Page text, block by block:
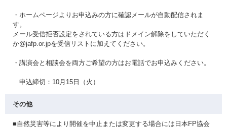
・ホームページよりお申込みの方に確認メールが自動配信されま
す。
メール受信拒否設定をされている方はドメイン解除をしていただく
か@jafp.or.jpを受信リストに加えてください。
・講演会と相談会を両方ご希望の方はお電話でお申込みください。
申込締切：10月15日（火）
その他
■自然災害等により開催を中止または変更する場合には日本FP協会